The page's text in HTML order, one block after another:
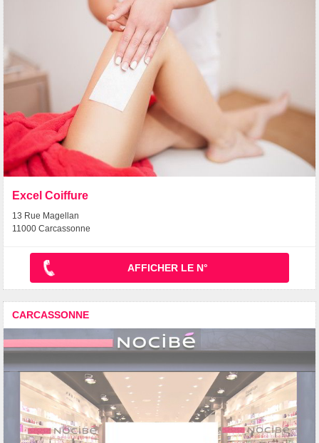
Excel Coiffure
13 Rue Magellan
11000 Carcassonne
AFFICHER LE N°
CARCASSONNE